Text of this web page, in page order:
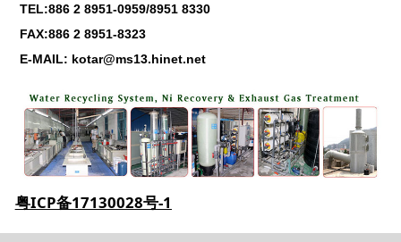
TEL:886 2 8951-0959/8951 8330
FAX:886 2 8951-8323
E-MAIL: kotar@ms13.hinet.net
粤ICP备17130028号-1